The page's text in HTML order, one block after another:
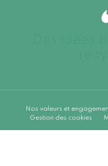
Nos valeurs et
Gestion des cookies